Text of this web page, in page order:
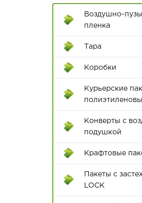
Воздушно-
пленка
Тара
Контейнеры Rox
Пластиковые
Коробки
Курьерские
Конверты с
подушкой
Крафтовые
Пакеты с
LOCK